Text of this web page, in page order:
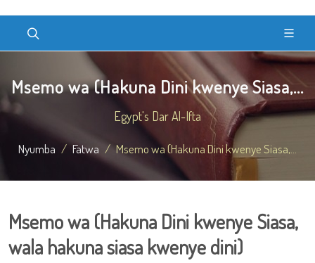
Msemo wa (Hakuna Dini kwenye Siasa,...
Egypt's Dar Al-Ifta
Nyumba Fatwa Msemo wa (Hakuna Dini kwenye Siasa,...
Msemo wa (Hakuna Dini kwenye Siasa,
wala hakuna siasa kwenye dini)